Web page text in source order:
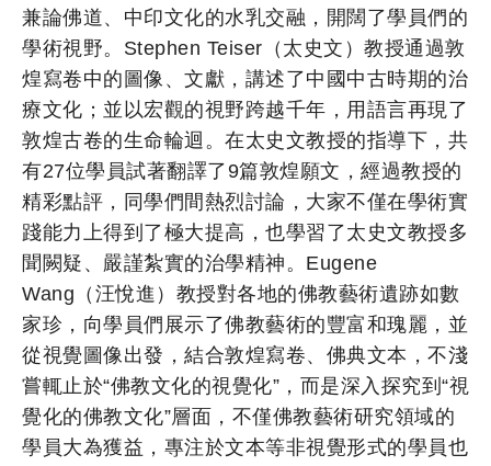
兼論佛道、中印文化的水乳交融，開闊了學員們的
學術視野。Stephen Teiser（太史文）教授通過敦
煌寫卷中的圖像、文獻，講述了中國中古時期的治
療文化；並以宏觀的視野跨越千年，用語言再現了
敦煌古卷的生命輪迴。在太史文教授的指導下，共
有27位學員試著翻譯了9篇敦煌願文，經過教授的
精彩點評，同學們間熱烈討論，大家不僅在學術實
踐能力上得到了極大提高，也學習了太史文教授多
聞闕疑、嚴謹紮實的治學精神。Eugene
Wang（汪悅進）教授對各地的佛教藝術遺跡如數
家珍，向學員們展示了佛教藝術的豐富和瑰麗，並
從視覺圖像出發，結合敦煌寫卷、佛典文本，不淺
嘗輒止於“佛教文化的視覺化”，而是深入探究到“視
覺化的佛教文化”層面，不僅佛教藝術研究領域的
學員大為獲益，專注於文本等非視覺形式的學員也